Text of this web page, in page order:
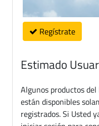
Regístrate
Estimado
Algunos productos del
están disponibles
registrados. Si Usted